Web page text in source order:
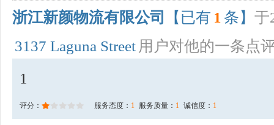
浙江新颜物流有限公司 【已有 1 条】 于
3137 Laguna Street 用户对他的一条点
1
评分： 服务态度： 1 服务质量： 1 诚信度： 1